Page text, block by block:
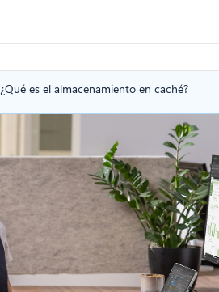
¿Qué es el almacenamiento en caché?